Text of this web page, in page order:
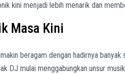
kini menjadi lebih menarik dan
Masa Kini
beragam dengan hadirnya
DJ mulai menggabungkan unsur